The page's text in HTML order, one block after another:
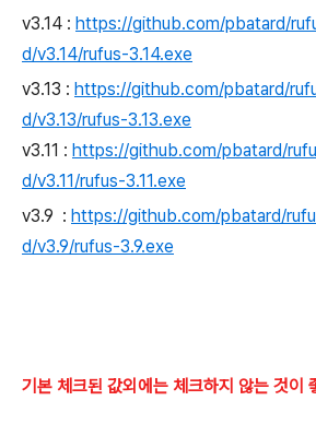
v3.14 : https://github.com/pbatard/
d/v3.14/rufus-3.14.exe
v3.13 : https://github.com/pbatard/
d/v3.13/rufus-3.13.exe
v3.11 : https://github.com/pbatard/
d/v3.11/rufus-3.11.exe
v3.9 : https://github.com/pbatard/
d/v3.9/rufus-3.9.exe
기본 체크된 값외에는 체크하지 않는 것이